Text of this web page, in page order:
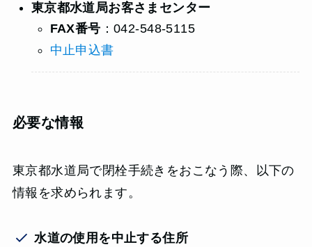
東京都水道局お客さまセンター
FAX番号 ：042-548-5115
中止申込書
必要な情報
東京都水道局で閉栓手続きをおこなう際、以下の
情報を求められます。
水道の使用を中止する住所